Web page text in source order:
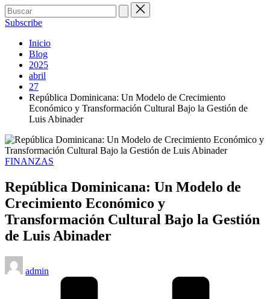
Subscribe
Inicio
Blog
2025
abril
27
República Dominicana: Un Modelo de Crecimiento
Económico y Transformación Cultural Bajo la Gestión de
Luis Abinader
Publicado
FINANZAS
República Dominicana: Un Modelo de
Crecimiento Económico y
Transformación Cultural Bajo la Gestión
de Luis Abinader
Publicado
por
admin